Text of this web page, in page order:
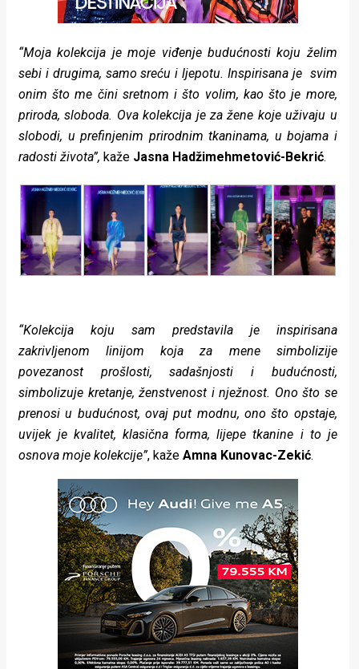
“Moja kolekcija je moje viđenje budućnosti koju želim
sebi i drugima, samo sreću i ljepotu. Inspirisana je svim
onim što me čini sretnom i što volim, kao što je more,
priroda, sloboda. Ova kolekcija je za žene koje uživaju u
slobodi, u prefinjenim prirodnim tkaninama, u bojama i
radosti života”, kaže Jasna Hadžimehmetović-Bekrić.
“Kolekcija koju sam predstavila je inspirisana
zakrivljenom linijom koja za mene simbolizije
povezanost prošlosti, sadašnjosti i budućnosti,
simbolizuje kretanje, ženstvenost i nježnost. Ono što se
prenosi u budućnost, ovaj put modnu, ono što opstaje,
uvijek je kvalitet, klasična forma, lijepe tkanine i to je
osnova moje kolekcije”, kaže Amna Kunovac-Zekić.